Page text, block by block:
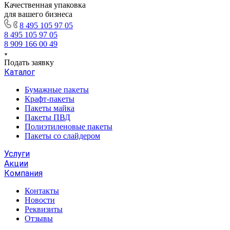
Качественная упаковка
для вашего бизнеса
8 495 105 97 05
8 495 105 97 05
8 909 166 00 49
Подать заявку
Каталог
Бумажные пакеты
Крафт-пакеты
Пакеты майка
Пакеты ПВД
Полиэтиленовые пакеты
Пакеты со слайдером
Услуги
Акции
Компания
Контакты
Новости
Реквизиты
Отзывы